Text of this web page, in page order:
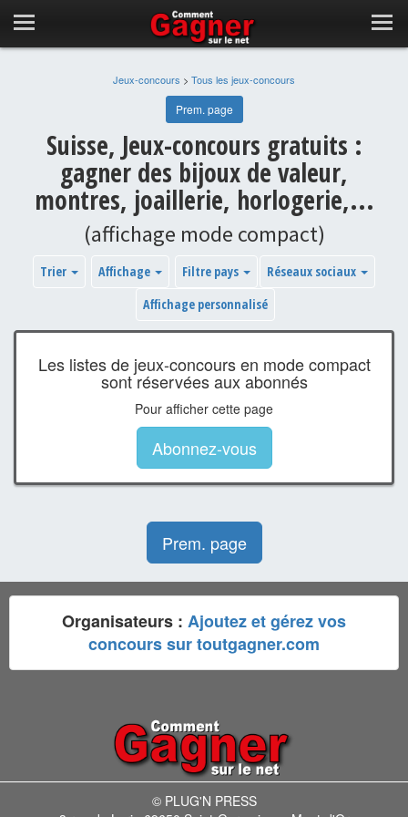
Jeux-concours > Tous les jeux-concours
Prem. page
Suisse, Jeux-concours gratuits :
gagner des bijoux de valeur,
montres, joaillerie, horlogerie,...
(affichage mode compact)
Trier Affichage Filtre pays
Réseaux sociaux
Affichage personnalisé
Les listes de jeux-concours en mode compact
sont réservées aux abonnés
Pour afficher cette page
Abonnez-vous
Prem. page
Organisateurs : Ajoutez et gérez vos
concours sur toutgagner.com
© PLUG'N PRESS